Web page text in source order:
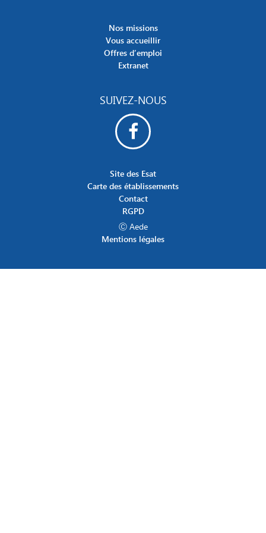
Nos missions
Vous accueillir
Offres d’emploi
Extranet
SUIVEZ-NOUS
Site des Esat
Carte des établissements
Contact
RGPD
Ⓒ Aede
Mentions légales